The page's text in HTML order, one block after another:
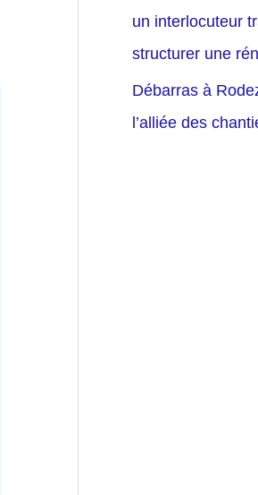
un interlocuteur
structurer une
Débarras à
l’alliée des